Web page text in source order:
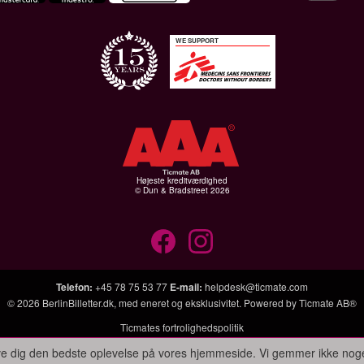
WE SUPPORT
Højeste kreditværdighed
© Dun & Bradstreet 2026
Telefon: +45 78 75 53 77 E-mail: helpdesk@ticmate.com
© 2026 BerlinBilletter.dk, med eneret og eksklusivitet. Powered byTicmate AB®
Ticmates fortrolighedspolitik
dig den bedste oplevelse på vores hjemmeside. Vi gemmer ikke